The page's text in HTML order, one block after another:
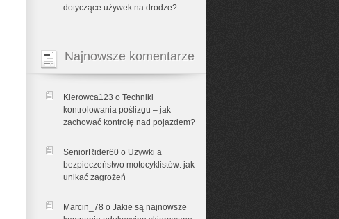
dotyczące używek na drodze?
Najnowsze komentarze
Kierowca123 o Techniki
kontrolowania poślizgu – jak
zachować kontrolę nad pojazdem?
SeniorRider60 o Używki a
bezpieczeństwo motocyklistów: jak
unikać zagrożeń
Marcin_78 o Jakie są najnowsze